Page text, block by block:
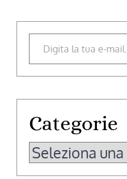
Digita la tua e-mail...
Categorie
Categorie